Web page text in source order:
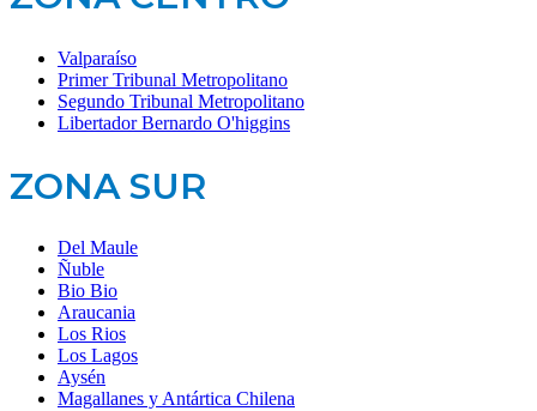
Valparaíso
Primer Tribunal Metropolitano
Segundo Tribunal Metropolitano
Libertador Bernardo O'higgins
ZONA SUR
Del Maule
Ñuble
Bio Bio
Araucania
Los Rios
Los Lagos
Aysén
Magallanes y Antártica Chilena